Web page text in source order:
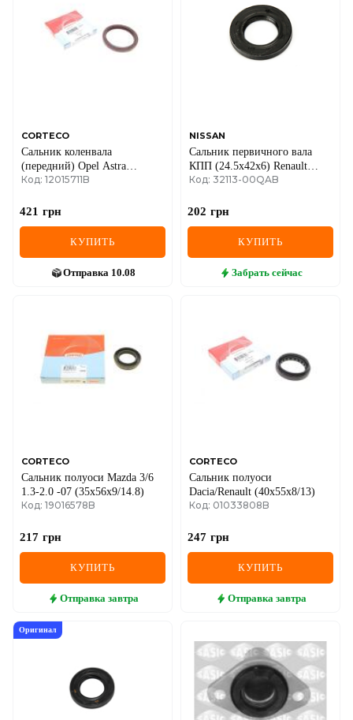
IVECO
LANCIA
LEXUS
LINCOLN
MG
NISSAN
OPEL
POLESTAR
RAM
RENAULT
CORTECO
Сальник коленвала
(передний) Opel Astra
G/Vectra B/C/Omega B 2.0-
Код: 12015711B
421 грн
КУПИТЬ
Отправка 10.08
NISSAN
Сальник первичного вала
КПП (24.5x42x6) Renault
Trafic II + III 1.9dCi + 1.5dCi
2.3dCi + 2.5dCi
Код: 32113-00QAB
202 грн
КУПИТЬ
Забрать сейчас
CORTECO
Сальник полуоси Mazda 3/6
1.3-2.0 -07 (35x56x9/14.8)
Код: 19016578B
217 грн
КУПИТЬ
Отправка завтра
CORTECO
Сальник полуоси
Dacia/Renault (40x55x8/13)
Код: 01033808B
247 грн
КУПИТЬ
Отправка завтра
Оригинал